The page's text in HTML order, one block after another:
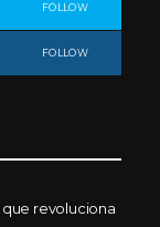
FOLLOW
FOLLOW
que revoluciona